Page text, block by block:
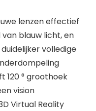
lenzen effectief
blauw licht, en
volledige
120 ° groothoek
vision
Virtual Reality